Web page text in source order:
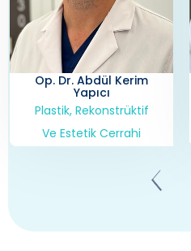
Op. Dr. Abdül Kerim
Yapıcı
Plastik, Rekonstrüktif
Ve Estetik Cerrahi